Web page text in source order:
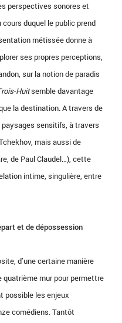
perspectives sonores et
duquel le public prend
métissée donne à
ses propres perceptions,
sur la notion de paradis
Huitsemble davantage
la destination. A travers de
sensitifs, à travers
mais aussi de
de Paul Claudel…), cette
intime, singulière, entre
et de dépossession
d’une certaine manière
mur pour permettre
possible les enjeux
comédiens. Tantôt